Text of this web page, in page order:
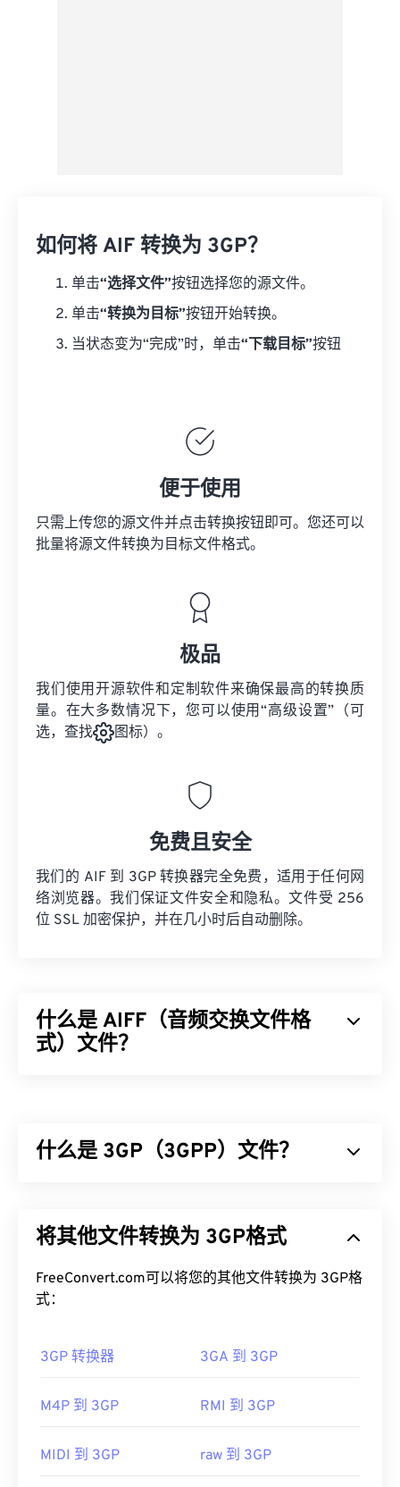
如何将 AIF 转换为 3GP？
单击“选择文件”按钮选择您的源文件。
单击“转换为目标”按钮开始转换。
当状态变为“完成”时，单击“下载目标”按钮
便于使用
只需上传您的源文件并点击转换按钮即可。您还可以
批量将源文件转换为目标文件格式。
极品
我们使用开源软件和定制软件来确保最高的转换质
量。在大多数情况下，您可以使用“高级设置”（可
选，查找
图标）。
免费且安全
我们的 AIF 到 3GP 转换器完全免费，适用于任何网
络浏览器。我们保证文件安全和隐私。文件受 256
位 SSL 加密保护，并在几小时后自动删除。
什么是 AIFF（音频交换文件格
式）文件？
味着原始音频的质量和数据不会丢失，但这也意味着
如何打开 AIFF 文件？
默认情况下，AIFF 会在Windows Media Player或
iTunes
请注意，如果您使用的是
苹果移动设备无需转换即可打开 AIFF 文件。
什么是 3GP（3GPP）文件？
网络是全球移动通信系统 ( GSM ) 的标准。由于
网络上的手机通过高速无线连接捕获、保存、传送和
播放媒体。
如何打开 3GP 文件？
然 3GP 是为移动设备设计的，但该文件格式在大多
Windows。
将其他文件转换为 3GP格式
FreeConvert.com可以将您的其他文件转换为 3GP格
式：
3GP 转换器 3GA 到 3GP
M4P 到 3GP RMI 到 3GP
MIDI 到 3GP raw 到 3GP